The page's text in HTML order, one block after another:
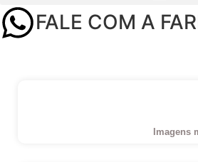
FALE COM A
Imagens